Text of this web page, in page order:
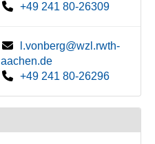
+49 241 80-26309
l.vonberg@wzl.rwth-
aachen.de
+49 241 80-26296